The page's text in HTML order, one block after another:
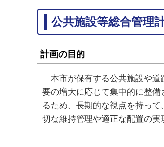
公共施設等総合管理
計画の目的
本市が保有する公共施設や道
要の増大に応じて集中的に整
るため、長期的な視点を持っ
切な維持管理や適正な配置の実